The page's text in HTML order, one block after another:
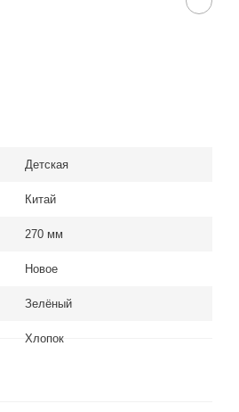
Детская
Китай
270 мм
Новое
Зелёный
Хлопок